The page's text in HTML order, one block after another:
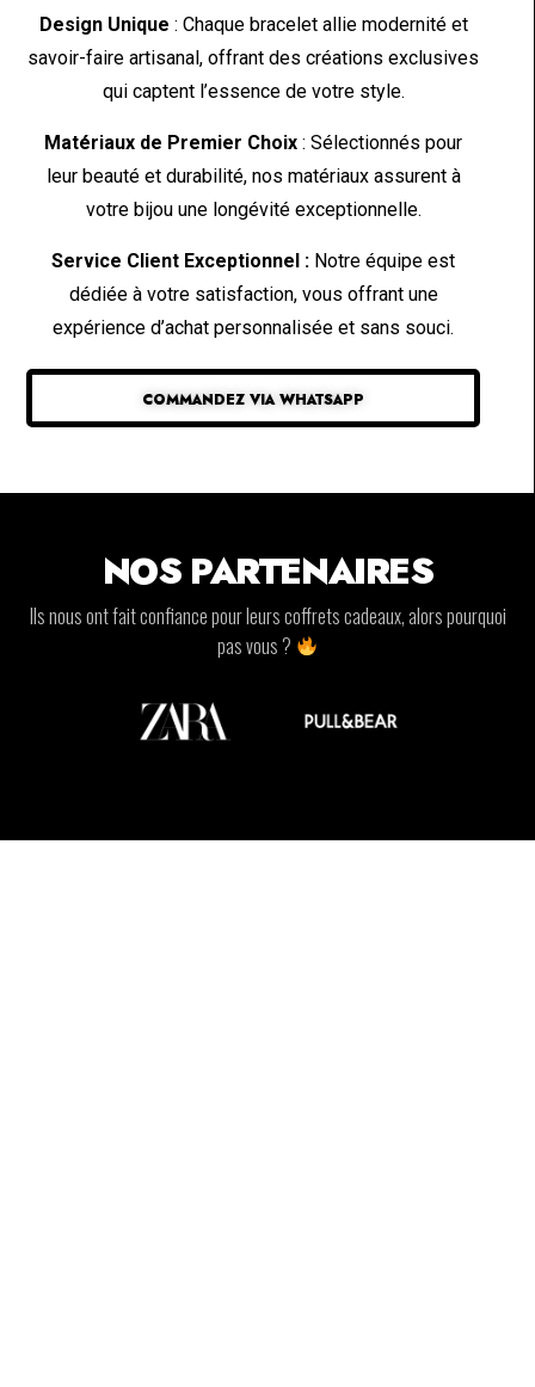
Design Unique : Chaque bracelet allie modernité et
savoir-faire artisanal, offrant des créations exclusives
qui captent l’essence de votre style.
Matériaux de Premier Choix : Sélectionnés pour
leur beauté et durabilité, nos matériaux assurent à
votre bijou une longévité exceptionnelle.
Service Client Exceptionnel : Notre équipe est
dédiée à votre satisfaction, vous offrant une
expérience d’achat personnalisée et sans souci.
COMMANDEZ VIA WHATSAPP
NOS PARTENAIRES
Ils nous ont fait confiance pour leurs coffrets cadeaux, alors pourquoi
pas vous ?